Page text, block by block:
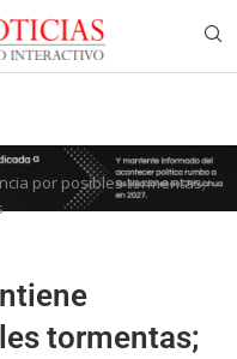
por posibles tormentas;
tormentas;